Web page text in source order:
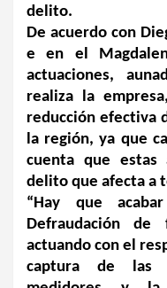
delito.
De acuerdo con
e en el
actuaciones,
realiza la
reducción efectiva
la región, ya que
cuenta que estas
delito que afecta a
“Hay que
Defraudación
actuando con el
captura de las